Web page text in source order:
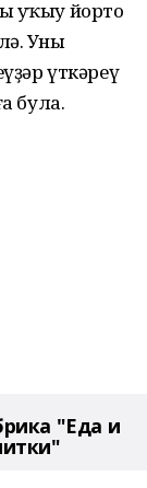
уҡыу йорто
Уны
үткәреү
була.
"Еда и